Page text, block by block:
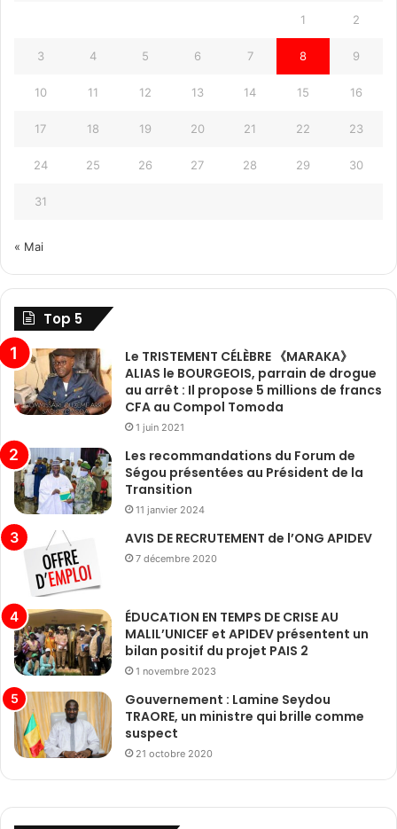
1 2
3 4 5 6 7 8 9
10 11 12 13 14 15 16
17 18 19 20 21 22 23
24 25 26 27 28 29 30
31
« Mai
Top 5
Le TRISTEMENT CÉLÈBRE 《MARAKA》
ALIAS le BOURGEOIS, parrain de drogue
au arrêt : Il propose 5 millions de francs
CFA au Compol Tomoda
1 juin 2021
Les recommandations du Forum de
Ségou présentées au Président de la
Transition
11 janvier 2024
AVIS DE RECRUTEMENT de l’ONG APIDEV
7 décembre 2020
ÉDUCATION EN TEMPS DE CRISE AU
MALIL’UNICEF et APIDEV présentent un
bilan positif du projet PAIS 2
1 novembre 2023
Gouvernement : Lamine Seydou
TRAORE, un ministre qui brille comme
suspect
21 octobre 2020